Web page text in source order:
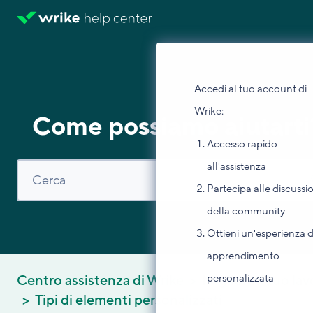
Accedi al tuo account di
Wrike:
Accesso rapido
all'assistenza
Partecipa alle
della community
Ottieni un'esperienza
apprendimento
personalizzata
Come possiamo
Centro assistenza di Wrike
Migliora il tuo
Tipi di elementi personalizzati